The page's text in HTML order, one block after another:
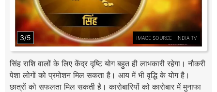
3/5 IMAGE SOURCE : INDIA TV
सिंह राशि वालों के लिए केंद्र दृष्टि योग बहुत ही लाभकारी रहेगा। नौकरी
पेशा लोगों को प्रमोशन मिल सकता है। आय में भी वृद्धि के योग है।
छात्रों को सफलता मिल सकती है। कारोबारियों को कारोबार में मुनाफा